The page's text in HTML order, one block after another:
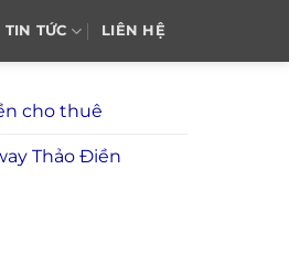
TIN TỨC LIÊN HỆ
cho thuê
Thảo Điền